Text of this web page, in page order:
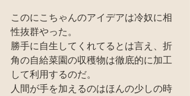
このにこちゃんのアイデアは冷奴に相
性抜群やった。
勝手に自生してくれてるとは言え、折
角の自給菜園の収穫物は徹底的に加工
して利用するのだ。
人間が手を加えるのはほんの少しの時